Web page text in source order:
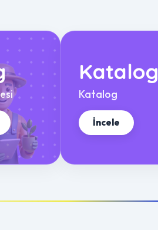
Katalog
Katalog
İncele